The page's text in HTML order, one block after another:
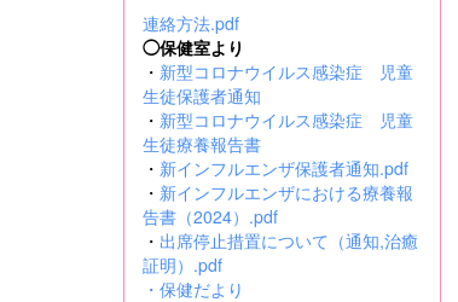
連絡方法.pdf
◯保健室より
・ 新型コロナウイルス感染症 児童
生徒保護者通知
・ 新型コロナウイルス感染症 児童
生徒療養報告書
・ 新インフルエンザ保護者通知.pdf
・ 新インフルエンザにおける療養報
告書（2024）.pdf
・ 出席停止措置について（通知,治癒
証明）.pdf
・ 保健だより